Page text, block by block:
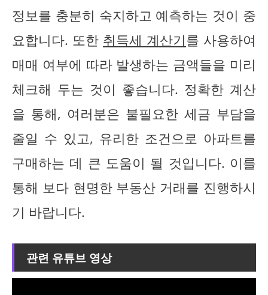
정보를 충분히 숙지하고 예측하는 것이 중
요합니다. 또한 취득세 계산기를 사용하여
매매 여부에 따라 발생하는 금액들을 미리
체크해 두는 것이 좋습니다. 정확한 계산
을 통해, 여러분은 불필요한 세금 부담을
줄일 수 있고, 유리한 조건으로 아파트를
구매하는 데 큰 도움이 될 것입니다. 이를
통해 보다 현명한 부동산 거래를 진행하시
기 바랍니다.
관련 유튜브 영상